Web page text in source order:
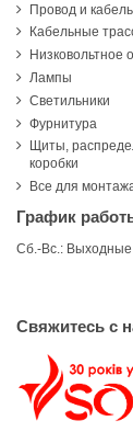
Провод и кабель
Кабельные
Низковольтное
Лампы
Светильники
Фурнитура
Щиты,
коробки
Все для
График
Сб.-Вс.: Выходные
Свяжитесь с